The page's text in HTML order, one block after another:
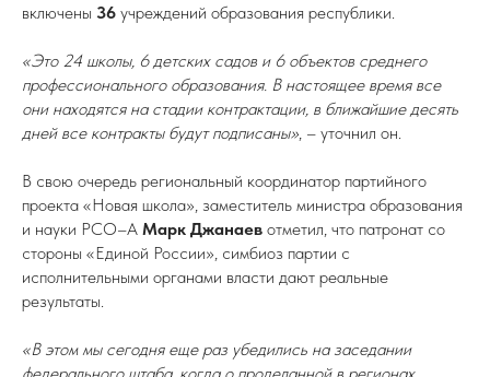
включены 36 учреждений образования республики.
«Это 24 школы, 6 детских садов и 6 объектов среднего
профессионального образования. В настоящее время все
они находятся на стадии контрактации, в ближайшие десять
дней все контракты будут подписаны», – уточнил он.
В свою очередь региональный координатор партийного
проекта «Новая школа», заместитель министра образования
и науки РСО–А Марк Джанаев отметил, что патронат со
стороны «Единой России», симбиоз партии с
исполнительными органами власти дают реальные
результаты.
«В этом мы сегодня еще раз убедились на заседании